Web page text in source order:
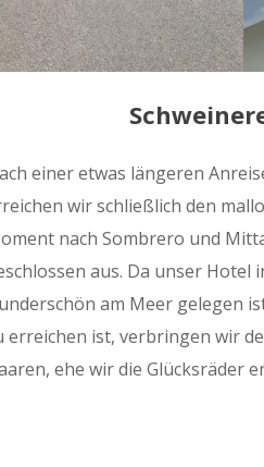
einer etwas längeren
wir schließlich den
nach Sombrero und
aus. Da unser Hotel
am Meer gelegen
erreichen ist, verbringen wir
ehe wir die Glücksräder